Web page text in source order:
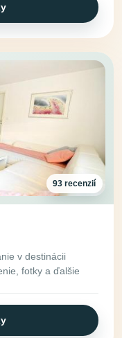
93 recenzií
v destinácii
fotky a ďalšie